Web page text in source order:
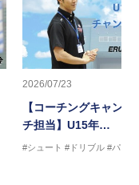
2026/07/23
【コーチングキャン
チ担当】U15年…
#シュート #ドリブル #パス